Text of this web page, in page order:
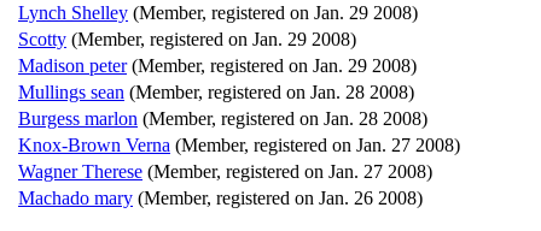
Lynch Shelley (Member, registered on Jan. 29 2008)
Scotty (Member, registered on Jan. 29 2008)
Madison peter (Member, registered on Jan. 29 2008)
Mullings sean (Member, registered on Jan. 28 2008)
Burgess marlon (Member, registered on Jan. 28 2008)
Knox-Brown Verna (Member, registered on Jan. 27 2008)
Wagner Therese (Member, registered on Jan. 27 2008)
Machado mary (Member, registered on Jan. 26 2008)